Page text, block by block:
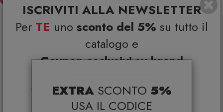
ISCRIVITI ALLA NEWSLETTER
Per TE uno sconto del 5% su tutto il
catalogo e
Coupon esclusivi su brand
*Coupon non cumulabile con altre promo e non
applicabile su:
EXTRA SCONTO 5%
USA IL CODICE
Alessi CB03 Kalistò 3 Barattolo in acciaio inox
ALESSI